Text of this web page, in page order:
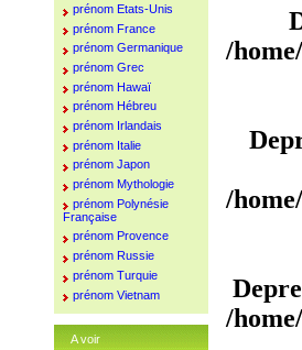
/
/
/
prénom Etats-Unis
prénom France
prénom Germanique
prénom Grec
prénom Hawaï
prénom Hébreu
prénom Irlandais
prénom Italie
prénom Japon
prénom Mythologie
prénom Polynésie
Française
prénom Provence
prénom Russie
prénom Turquie
prénom Vietnam
A voir